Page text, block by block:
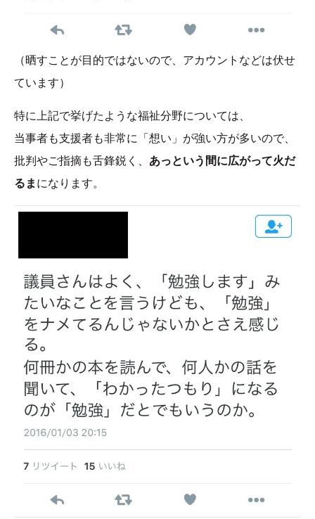
（晒すことが目的ではないので、アカウントなどは伏せ
ています）
特に上記で挙げたような福祉分野については、
当事者も支援者も非常に「想い」が強い方が多いので、
批判やご指摘も舌鋒鋭く、 あっという間に広がって火だ
るま になります。